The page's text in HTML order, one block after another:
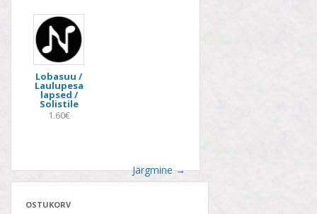
Lobasuu /
Laulupesa
lapsed /
Solistile
1.60€
Järgmine→
OSTUKORV